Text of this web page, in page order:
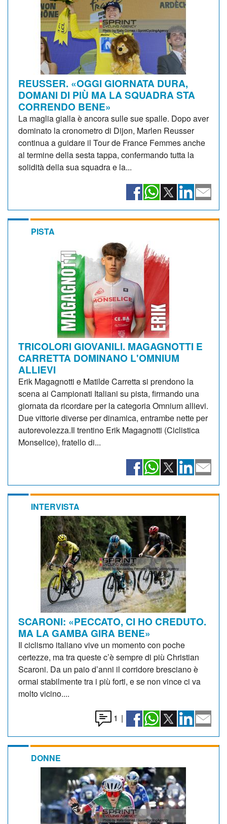
REUSSER. «OGGI GIORNATA DURA,
DOMANI DI PIÙ MA LA SQUADRA STA
CORRENDO BENE»
La maglia gialla è ancora sulle sue spalle. Dopo aver
dominato la cronometro di Dijon, Marlen Reusser
continua a guidare il Tour de France Femmes anche
al termine della sesta tappa, confermando tutta la
solidità della sua squadra e la...
PISTA
TRICOLORI GIOVANILI. MAGAGNOTTI E
CARRETTA DOMINANO L'OMNIUM
ALLIEVI
Erik Magagnotti e Matilde Carretta si prendono la
scena ai Campionati Italiani su pista, firmando una
giornata da ricordare per la categoria Omnium allievi.
Due vittorie diverse per dinamica, entrambe nette per
autorevolezza.Il trentino Erik Magagnotti (Ciclistica
Monselice), fratello di...
INTERVISTA
SCARONI: «PECCATO, CI HO CREDUTO.
MA LA GAMBA GIRA BENE»
Il ciclismo italiano vive un momento con poche
certezze, ma tra queste c’è sempre di più Christian
Scaroni. Da un paio d’anni il corridore bresciano è
ormai stabilmente tra i più forti, e se non vince ci va
molto vicino....
1 |
DONNE